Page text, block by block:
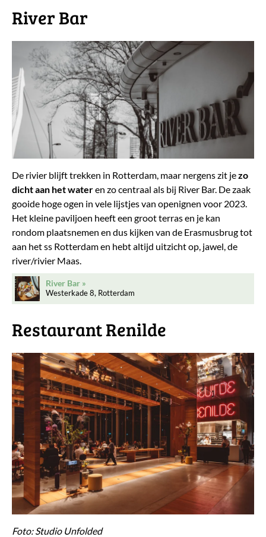
River Bar
De rivier blijft trekken in Rotterdam, maar nergens zit jezo
dicht aan het wateren zo centraal als bij River Bar. De zaak
gooide hoge ogen in vele lijstjes van openignen voor 2023.
Het kleine paviljoen heeft een groot terras en je kan
rondom plaatsnemen en dus kijken van de Erasmusbrug tot
aan het ss Rotterdam en hebt altijd uitzicht op, jawel, de
river/rivier Maas.
River Bar
Westerkade 8, Rotterdam
Restaurant Renilde
Foto: Studio Unfolded